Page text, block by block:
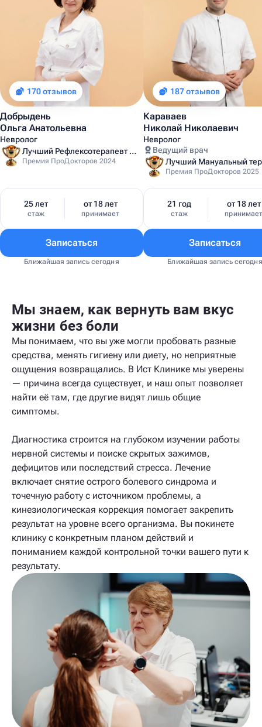
170 отзывов
Добрыдень
Ольга Анатольевна
Невролог
Лучший Рефлексотерапевт Санкт-Петербурга
Премия ПроДокторов 2024
25 лет
стаж
от 18 лет
принимает
Записаться
Ближайшая запись сегодня
187 отзывов
Караваев
Николай Николаевич
Невролог
Ведущий врач
Премия ПроДокторов 2025
21 год
стаж
от 18 лет
принимает
Записаться
Ближайшая запись сегодня
Мы знаем, как вернуть вам вкус
жизни без боли
Мы понимаем, что вы уже могли пробовать разные
средства, менять гигиену или диету, но неприятные
ощущения возвращались. В Ист Клинике мы уверены
— причина всегда существует, и наш опыт позволяет
найти её там, где другие видят лишь общие
симптомы.
Диагностика строится на глубоком изучении работы
нервной системы и поиске скрытых зажимов,
дефицитов или последствий стресса. Лечение
включает снятие острого болевого синдрома и
точечную работу с источником проблемы, а
кинезиологическая коррекция помогает закрепить
результат на уровне всего организма. Вы покинете
клинику с конкретным планом действий и
пониманием каждой контрольной точки вашего пути к
результату.